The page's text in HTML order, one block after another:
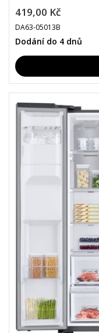
419,00 Kč
DA63-05013B
Dodání do 4 dnů